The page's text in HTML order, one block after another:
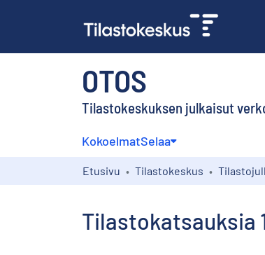
OTOS
Tilastokeskuksen julkaisut
KokoelmatSelaa
Etusivu Tilastokeskus
Tilastokatsauksia